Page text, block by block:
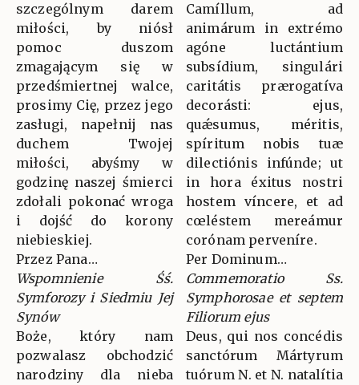
szczególnym darem
miłości, by niósł
pomoc duszom
zmagającym się w
przedśmiertnej walce,
prosimy Cię, przez jego
zasługi, napełnij nas
duchem Twojej
miłości, abyśmy w
godzinę naszej śmierci
zdołali pokonać wroga
i dojść do korony
niebieskiej.
Przez Pana…
Wspomnienie Śś.
Symforozy i Siedmiu Jej
Synów
Boże, który nam
pozwalasz obchodzić
narodziny dla nieba
Camíllum, ad
animárum in extrémo
agóne luctántium
subsídium, singulári
caritátis prærogatíva
decorásti: ejus,
quǽsumus, méritis,
spíritum nobis tuæ
dilectiónis infúnde; ut
in hora éxitus nostri
hostem víncere, et ad
cœléstem mereámur
corónam perveníre.
Per Dominum…
Commemoratio Ss.
Symphorosae et septem
Filiorum ejus
Deus, qui nos concédis
sanctórum Mártyrum
tuórum N. et N. natalítia